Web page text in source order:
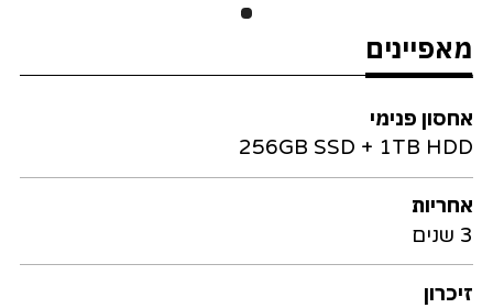
מאפיינים
אחסון פנימי
256GB SSD + 1TB HDD
אחריות
3 שנים
זיכרון